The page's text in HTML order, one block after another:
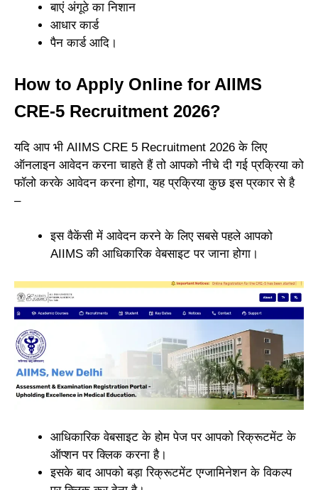
बाएं अंगूठे का निशान
आधार कार्ड
पैन कार्ड आदि।
How to Apply Online for AIIMS
CRE-5 Recruitment 2026?
यदि आप भी AIIMS CRE 5 Recruitment 2026 के लिए
ऑनलाइन आवेदन करना चाहते हैं तो आपको नीचे दी गई प्रक्रिया को
फॉलो करके आवेदन करना होगा, यह प्रक्रिया कुछ इस प्रकार से है
–
इस वैकेंसी में आवेदन करने के लिए सबसे पहले आपको
AIIMS की आधिकारिक वेबसाइट पर जाना होगा।
आधिकारिक वेबसाइट के होम पेज पर आपको रिक्रूटमेंट के
ऑप्शन पर क्लिक करना है।
इसके बाद आपको बड़ा रिक्रूटमेंट एग्जामिनेशन के विकल्प